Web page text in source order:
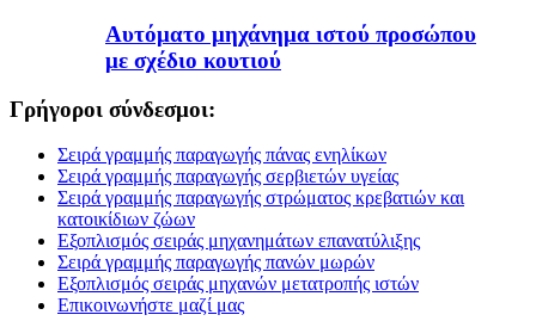
Αυτόματο μηχάνημα ιστού προσώπου
με σχέδιο κουτιού
Γρήγοροι σύνδεσμοι:
Σειρά γραμμής παραγωγής πάνας ενηλίκων
Σειρά γραμμής παραγωγής σερβιετών υγείας
Σειρά γραμμής παραγωγής στρώματος κρεβατιών και
κατοικίδιων ζώων
Εξοπλισμός σειράς μηχανημάτων επανατύλιξης
Σειρά γραμμής παραγωγής πανών μωρών
Εξοπλισμός σειράς μηχανών μετατροπής ιστών
Επικοινωνήστε μαζί μας